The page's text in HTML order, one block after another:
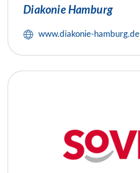
Diakonie Hamburg
www.diakonie-hamburg.de